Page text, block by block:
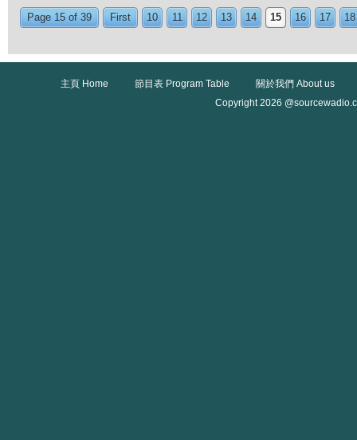
Page 15 of 39 First 10 11 12 13 14 15 16 17 18
主頁 Home 節目表 Program Table
關於我們 About us
Copyright 2026